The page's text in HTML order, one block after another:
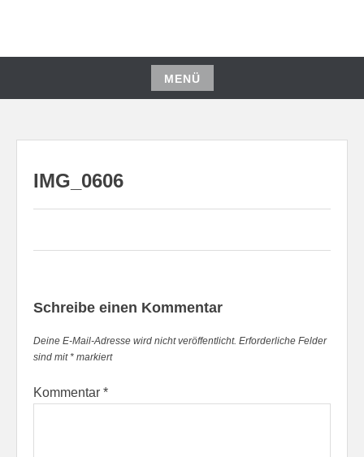
springen
MENÜ
Zum
springen
IMG_0606
Schreibe einen Kommentar
Deine E-Mail-Adresse wird nicht veröffentlicht. Erforderliche Felder
sind mit* markiert
Kommentar *